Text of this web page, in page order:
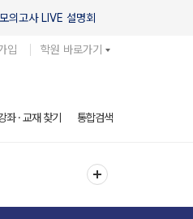
의고사 LIVE 설명회
입 학원 바로가기
좌 · 교재 찾기 통합검색